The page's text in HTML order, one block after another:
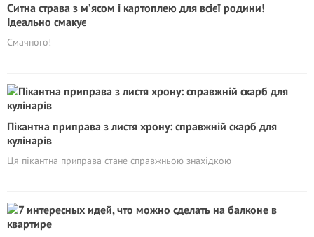
Ситна страва з м’ясом і картоплею для всієї родини!
Ідеально смакує
Смачного!
Пікантна приправа з листя хрону: справжній скарб для
кулінарів
Ця пікантна приправа стане справжньою знахідкою